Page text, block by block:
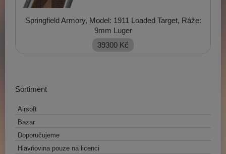
Springfield Armory, Model: 1911 Loaded Target, Ráže:
9mm Luger
39300 Kč
Sortiment
Airsoft
Bazar
Doporučujeme
Hlavńovina pouze na licenci